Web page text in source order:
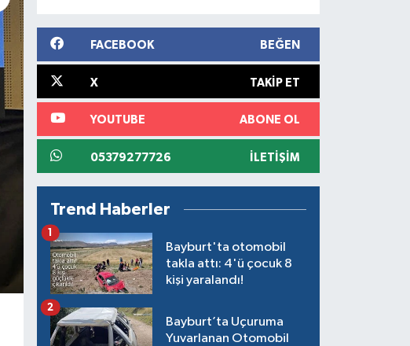
FACEBOOK BEĞEN
X TAKIP ET
YOUTUBE ABONE OL
05379277726 İLETIŞIM
Trend Haberler
Bayburt'ta otomobil
takla attı: 4'ü çocuk 8
kişi yaralandı!
1
Bayburt’ta Uçuruma
Yuvarlanan Otomobil
2